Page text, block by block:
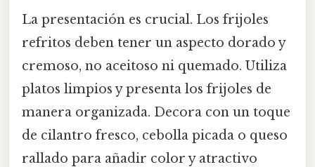
La presentación es crucial. Los frijoles
refritos deben tener un aspecto dorado y
cremoso, no aceitoso ni quemado. Utiliza
platos limpios y presenta los frijoles de
manera organizada. Decora con un toque
de cilantro fresco, cebolla picada o queso
rallado para añadir color y atractivo